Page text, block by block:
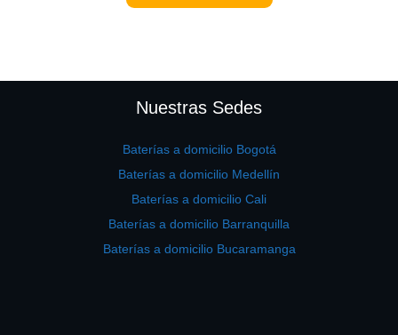
Nuestras Sedes
Baterías a domicilio Bogotá
Baterías a domicilio Medellín
Baterías a domicilio Cali
Baterías a domicilio Barranquilla
Baterías a domicilio Bucaramanga